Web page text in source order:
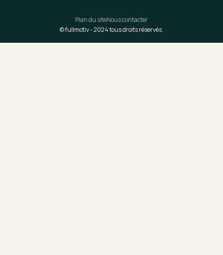
© fullmotiv -2024tous droits réservés.
Plan du siteNous contacter